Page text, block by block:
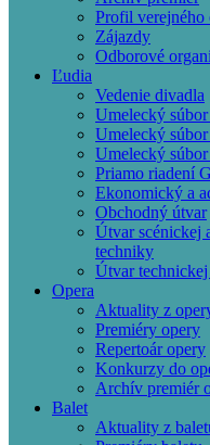
Profil verejného
Zájazdy
Odborové
Ľudia
Vedenie divadla
Umelecký
Umelecký
Umelecký
Priamo riadení
Ekonomický a
Obchodný útvar
Útvar scénickej
techniky
Útvar
Opera
Aktuality z
Premiéry opery
Repertoár opery
Konkurzy do
Archív premiér
Balet
Aktuality z